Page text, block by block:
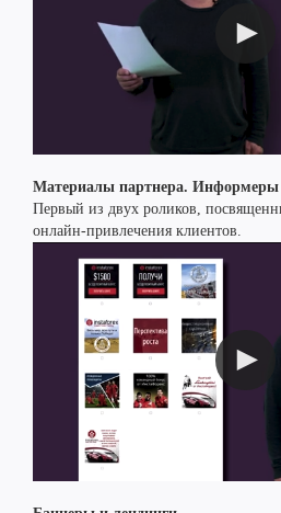
Материалы партнера. Информеры
Первый из двух роликов,
онлайн-привлечения клиентов.